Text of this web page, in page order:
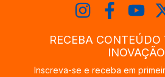
RECEBA CONTEÚDO
INOVAÇÃO
Inscreva-se e receba em